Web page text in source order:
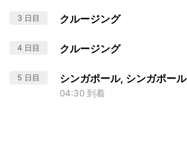
3 日目 クルージング
4 日目 クルージング
5 日目 シンガポール, シンガポール
04:30 到着